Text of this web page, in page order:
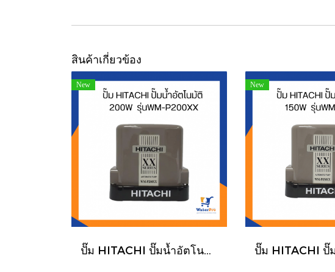
สินค้าเกี่ยวข้อง
New
ปั๊ม HITACHI ปั๊มน้ำอัตโนมัติ 200W รุ่นWM-P200XX
New